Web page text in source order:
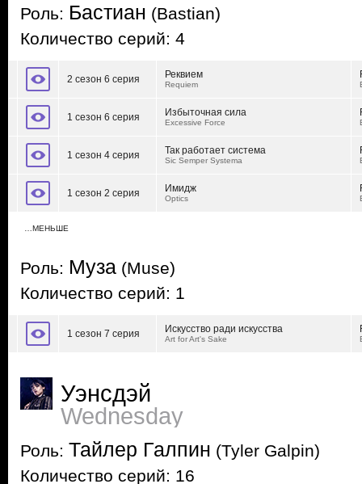
Роль: Бастиан (Bastian)
Количество серий: 4
2 сезон 6 серия Реквием
Requiem
1 сезон 6 серия Избыточная сила
Excessive Force
1 сезон 4 серия Так работает система
Sic Semper Systema
1 сезон 2 серия Имидж
Optics
…МЕНЬШЕ
Роль: Муза (Muse)
Количество серий: 1
1 сезон 7 серия Искусство ради искусства
Art for Art's Sake
Уэнсдэй
Wednesday
Роль: Тайлер Галпин (Tyler Galpin)
Количество серий: 16